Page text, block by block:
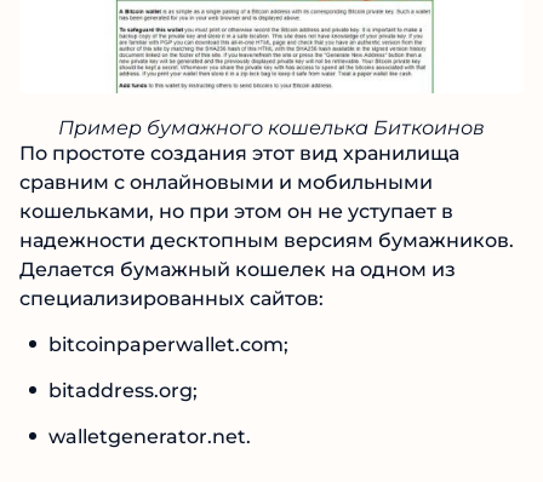
Пример бумажного кошелька Биткоинов
По простоте создания этот вид хранилища
сравним с онлайновыми и мобильными
кошельками, но при этом он не уступает в
надежности десктопным версиям бумажников.
Делается бумажный кошелек на одном из
специализированных сайтов:
bitcoinpaperwallet.com;
bitaddress.org;
walletgenerator.net.